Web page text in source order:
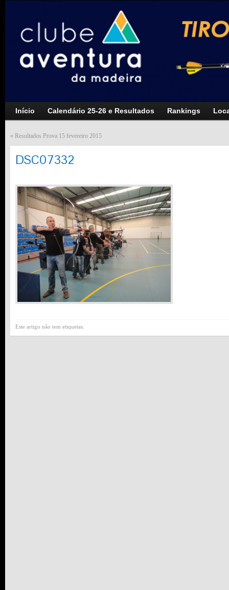
Início Calendário 25-26 e Resultados Rankings
« Resultados Prova 15 fevereiro 2015
DSC07332
Este artigo não tem etiquetas.